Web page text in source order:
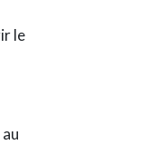
le